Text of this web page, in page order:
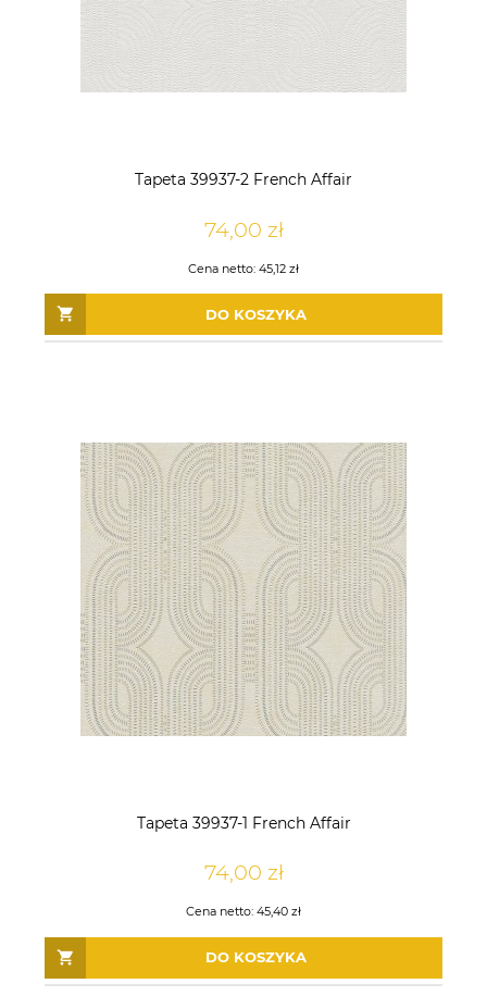
Tapeta 39937-2 French Affair
74,00 zł
Cena netto: 45,12 zł
DO KOSZYKA
Tapeta 39937-1 French Affair
74,00 zł
Cena netto: 45,40 zł
DO KOSZYKA